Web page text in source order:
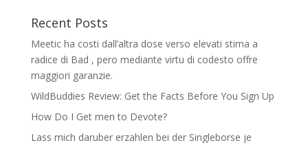
Recent Posts
Meetic ha costi dall’altra dose verso elevati stima a
radice di Bad , pero mediante virtu di codesto offre
maggiori garanzie.
WildBuddies Review: Get the Facts Before You Sign Up
How Do I Get men to Devote?
Lass mich daruber erzahlen bei der Singleborse je